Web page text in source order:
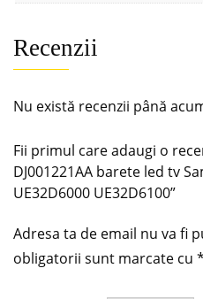
Recenzii
Nu există recenzii până
Fii primul care adaugi o
DJ001221AA barete led tv
UE32D6000 UE32D6100”
Adresa ta de email nu va fi
obligatorii sunt marcate cu *